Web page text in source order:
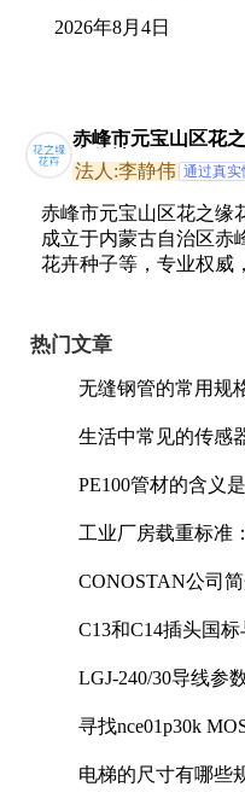
2026年8月4日
赤峰市元宝山区花
合作社
法人:李静伟 通过真实
赤峰市元宝山区花之缘
成立于内蒙古自治区赤
花卉种子等，专业权威
热门文章
无缝钢管的常用规
生活中常见的传感
PE100管材的含义
工业厂房载重标准
CONOSTAN公司
C13和C14插头国
LGJ-240/30导线参
寻找nce01p30k
电梯的尺寸有哪些